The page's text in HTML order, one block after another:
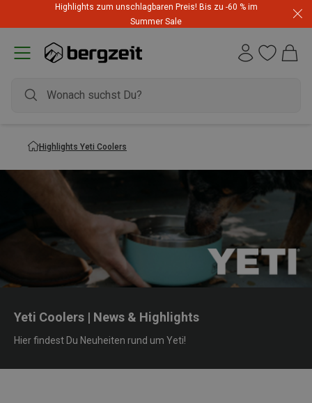
Highlights zum unschlagbaren Preis! Bis zu -60 % im
Summer Sale
Highlights Yeti Coolers
Yeti Coolers | News & Highlights
Hier findest Du Neuheiten rund um Yeti!